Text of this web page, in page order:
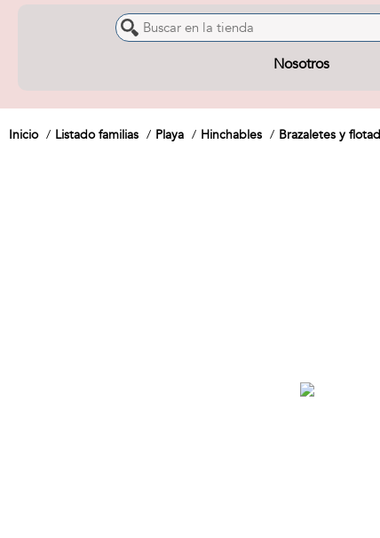
Nosotros
Inicio Listado familias Playa Hinchables Brazaletes y